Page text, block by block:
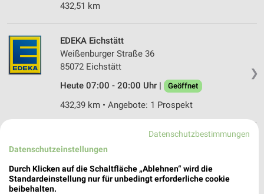
432,51 km
❯
EDEKA Eichstätt
Weißenburger Straße 36
85072 Eichstätt
Heute 07:00 - 20:00 Uhr |
Geöffnet
432,39 km • Angebote: 1 Prospekt
Sollnau 32
85072 Eichstätt
Heute 07:00 - 20:00 Uhr |
Geöffnet
Datenschutzbestimmungen
Datenschutzeinstellungen
Durch Klicken auf die Schaltfläche „Ablehnen“ wird die
Standardeinstellung nur für unbedingt erforderliche cookie
beibehalten.